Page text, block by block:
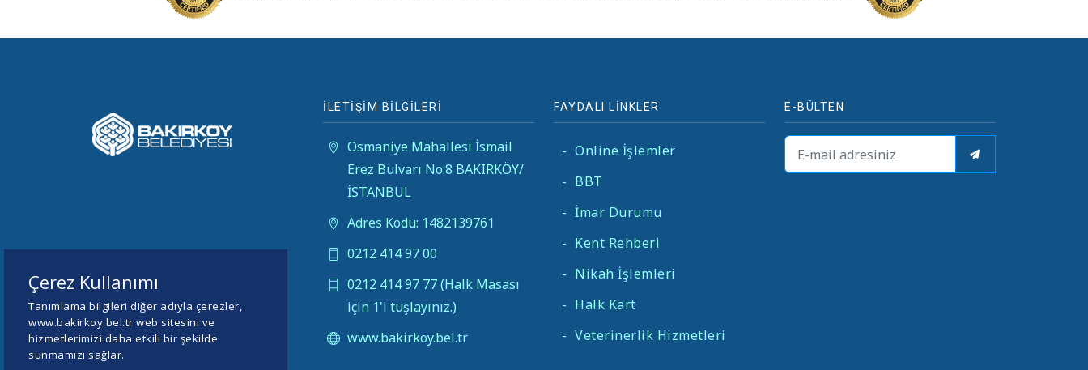
İLETİŞİM BİLGİLERİ
Osmaniye Mahallesi İsmail
Erez Bulvarı No:8 BAKIRKÖY/
İSTANBUL
Adres Kodu: 1482139761
0212 414 97 00
0212 414 97 77 (Halk Masası
için 1'i tuşlayınız.)
www.bakirkoy.bel.tr
FAYDALI LİNKLER
- Online İşlemler
- BBT
- İmar Durumu
- Kent Rehberi
- Nikah İşlemleri
- Halk Kart
- Veterinerlik Hizmetleri
E-BÜLTEN
Çerez Kullanımı
Tanımlama bilgileri diğer adıyla çerezler,
www.bakirkoy.bel.tr web sitesini ve
hizmetlerimizi daha etkili bir şekilde
sunmamızı sağlar.